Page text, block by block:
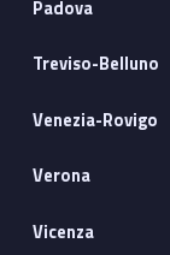
Padova
Treviso-Belluno
Venezia-Rovigo
Verona
Vicenza